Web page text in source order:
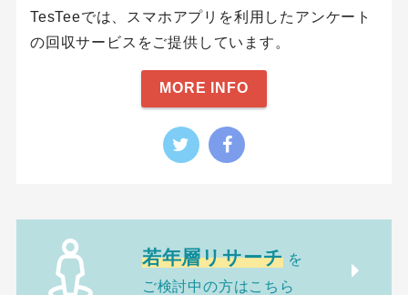
TesTeeでは、スマホアプリを利用したアンケート
の回収サービスをご提供しています。
MORE INFO
若年層リサーチ を
ご検討中の方はこちら